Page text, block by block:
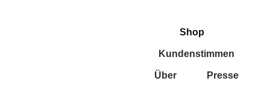
Shop
Kundenstimmen
Über Presse